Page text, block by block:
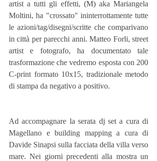
artist a tutti gli effetti, (M) aka Mariangela
Moltini, ha "crossato" ininterrottamente tutte
le azioni/tag/disegni/scritte che comparivano
in città per parecchi anni. Matteo Forli, street
artist e fotografo, ha documentato tale
trasformazione che vedremo esposta con 200
C-print formato 10x15, tradizionale metodo
di stampa da negativo a positivo.
Ad accompagnare la serata dj set a cura di
Magellano e building mapping a cura di
Davide Sinapsi sulla facciata della villa verso
mare. Nei giorni precedenti alla mostra un